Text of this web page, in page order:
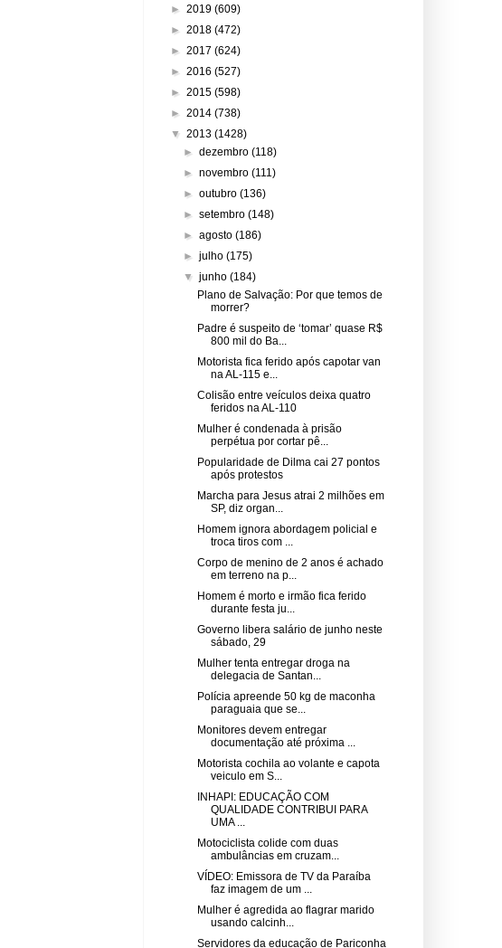
► 2019 (609)
► 2018 (472)
► 2017 (624)
► 2016 (527)
► 2015 (598)
► 2014 (738)
▼ 2013 (1428)
►dezembro(118)
►novembro(111)
►outubro(136)
►setembro(148)
►agosto(186)
►julho(175)
▼junho(184)
Plano de Salvação: Por que temos de
morrer?
Padre é suspeito de ‘tomar’ quase R$
800 mil do Ba...
Motorista fica ferido após capotar van
na AL-115 e...
Colisão entre veículos deixa quatro
feridos na AL-110
Mulher é condenada à prisão
perpétua por cortar pê...
Popularidade de Dilma cai 27 pontos
após protestos
Marcha para Jesus atrai 2 milhões em
SP, diz organ...
Homem ignora abordagem policial e
troca tiros com ...
Corpo de menino de 2 anos é achado
em terreno na p...
Homem é morto e irmão fica ferido
durante festa ju...
Governo libera salário de junho neste
sábado, 29
Mulher tenta entregar droga na
delegacia de Santan...
Polícia apreende 50 kg de maconha
paraguaia que se...
Monitores devem entregar
documentação até próxima ...
Motorista cochila ao volante e capota
veiculo em S...
INHAPI: EDUCAÇÃO COM
QUALIDADE CONTRIBUI PARA
UMA ...
Motociclista colide com duas
ambulâncias em cruzam...
VÍDEO: Emissora de TV da Paraíba
faz imagem de um ...
Mulher é agredida ao flagrar marido
usando calcinh...
Servidores da educação de Pariconha